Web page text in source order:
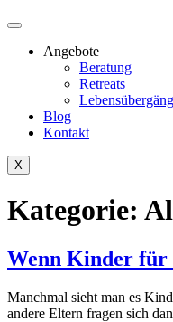
Angebote
Beratung
Retreats
Blog
Kontakt
X
Kategorie:
Wenn Kinder für
Manchmal sieht man es
andere Eltern fragen sich